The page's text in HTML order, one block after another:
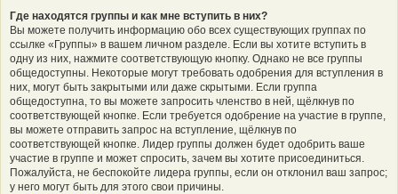
Где находятся группы и как мне вступить в них?
Вы можете получить информацию обо всех существующих группах по
ссылке «Группы» в вашем личном разделе. Если вы хотите вступить в
одну из них, нажмите соответствующую кнопку. Однако не все группы
общедоступны. Некоторые могут требовать одобрения для вступления в
них, могут быть закрытыми или даже скрытыми. Если группа
общедоступна, то вы можете запросить членство в ней, щёлкнув по
соответствующей кнопке. Если требуется одобрение на участие в группе,
вы можете отправить запрос на вступление, щёлкнув по
соответствующей кнопке. Лидер группы должен будет одобрить ваше
участие в группе и может спросить, зачем вы хотите присоединиться.
Пожалуйста, не беспокойте лидера группы, если он отклонил ваш запрос;
у него могут быть для этого свои причины.